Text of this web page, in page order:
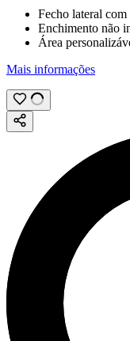
Fecho lateral
Enchimento não
Área
Mais informações